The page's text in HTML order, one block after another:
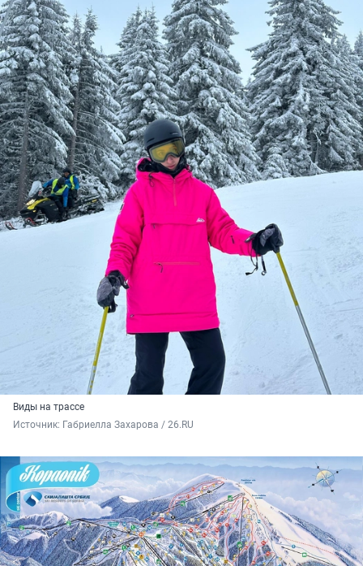
Виды на трассе
Источник: Габриелла Захарова / 26.RU